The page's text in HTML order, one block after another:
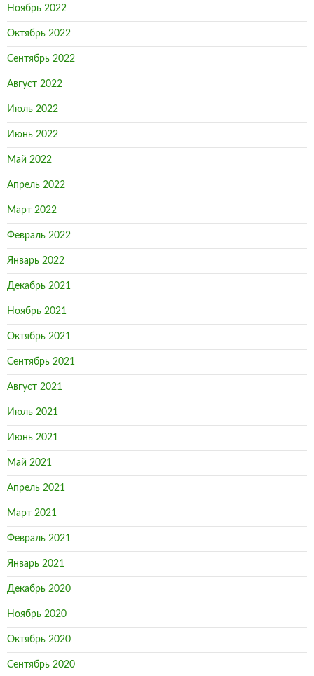
Ноябрь 2022
Октябрь 2022
Сентябрь 2022
Август 2022
Июль 2022
Июнь 2022
Май 2022
Апрель 2022
Март 2022
Февраль 2022
Январь 2022
Декабрь 2021
Ноябрь 2021
Октябрь 2021
Сентябрь 2021
Август 2021
Июль 2021
Июнь 2021
Май 2021
Апрель 2021
Март 2021
Февраль 2021
Январь 2021
Декабрь 2020
Ноябрь 2020
Октябрь 2020
Сентябрь 2020